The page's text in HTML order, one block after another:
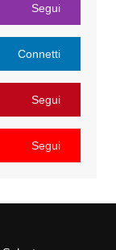
Segui
Connetti
Segui
Segui